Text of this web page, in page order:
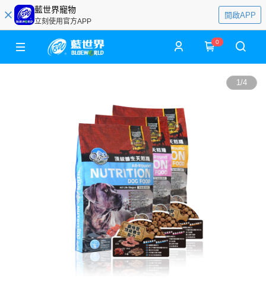
藍世界寵物
立刻使用官方APP
開啟APP
0
1/4